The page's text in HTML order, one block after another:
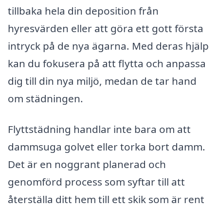
tillbaka hela din deposition från
hyresvärden eller att göra ett gott första
intryck på de nya ägarna. Med deras hjälp
kan du fokusera på att flytta och anpassa
dig till din nya miljö, medan de tar hand
om städningen.
Flyttstädning handlar inte bara om att
dammsuga golvet eller torka bort damm.
Det är en noggrant planerad och
genomförd process som syftar till att
återställa ditt hem till ett skik som är rent